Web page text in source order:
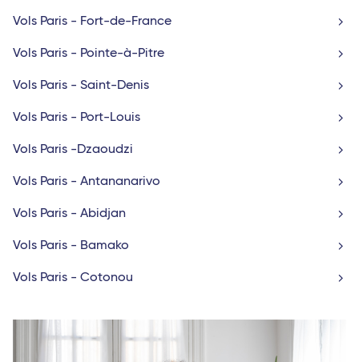
Vols Paris - Fort-de-France
Vols Paris - Pointe-à-Pitre
Vols Paris - Saint-Denis
Vols Paris - Port-Louis
Vols Paris -Dzaoudzi
Vols Paris - Antananarivo
Vols Paris - Abidjan
Vols Paris - Bamako
Vols Paris - Cotonou